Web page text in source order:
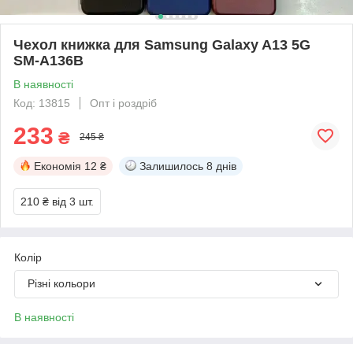
Чехол книжка для Samsung Galaxy A13 5G
SM-A136B
В наявності
Код: 13815
Опт і роздріб
233 ₴ 245 ₴
Економія 12 ₴ Залишилось 8 днів
210 ₴ від 3 шт.
Колір
Різні кольори
В наявності